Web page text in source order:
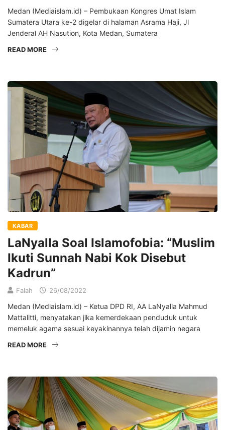
Medan (Mediaislam.id) – Pembukaan Kongres Umat Islam
Sumatera Utara ke-2 digelar di halaman Asrama Haji, Jl
Jenderal AH Nasution, Kota Medan, Sumatera
READ MORE
KABAR
LaNyalla Soal Islamofobia: “Muslim
Ikuti Sunnah Nabi Kok Disebut
Kadrun”
Falah 26/08/2022
Medan (Mediaislam.id) – Ketua DPD RI, AA LaNyalla Mahmud
Mattalitti, menyatakan jika kemerdekaan penduduk untuk
memeluk agama sesuai keyakinannya telah dijamin negara
READ MORE